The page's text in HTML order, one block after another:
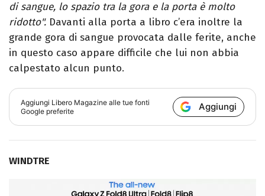
di sangue, lo spazio tra la gora e la porta è molto
ridotto". Davanti alla porta a libro c’era inoltre la
grande gora di sangue provocata dalle ferite, anche
in questo caso appare difficile che lui non abbia
calpestato alcun punto.
Aggiungi Libero Magazine alle tue fonti
Google preferite
Aggiungi
WINDTRE